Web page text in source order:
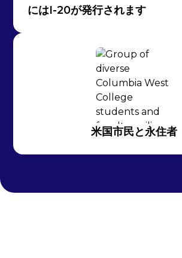
にはI-20が発行されます
米国市民と永住者